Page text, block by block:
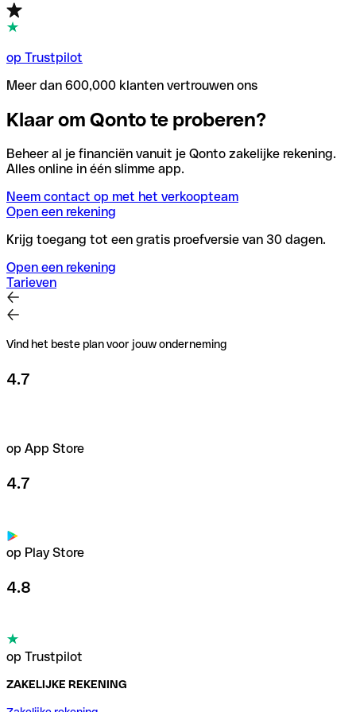
op Trustpilot
Meer dan 600,000 klanten vertrouwen ons
Klaar om Qonto te proberen?
Beheer al je financiën vanuit je Qonto zakelijke rekening.
Alles online in één slimme app.
Neem contact op met het verkoopteam
Open een rekening
Krijg toegang tot een gratis proefversie van 30 dagen.
Open een rekening
Tarieven
Vind het beste plan voor jouw onderneming
4.7
op App Store
4.7
op Play Store
4.8
op Trustpilot
ZAKELIJKE REKENING